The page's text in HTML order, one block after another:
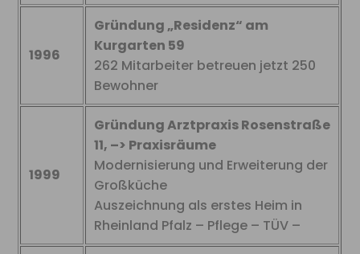
1996
Gründung „Residenz“ am
Kurgarten 59
262 Mitarbeiter betreuen jetzt 250
Bewohner
1999
Gründung Arztpraxis Rosenstraße
11, –> Praxisräume
Modernisierung und Erweiterung der
Großküche
Auszeichnung als erstes Heim in
Rheinland Pfalz – Pflege – TÜV –